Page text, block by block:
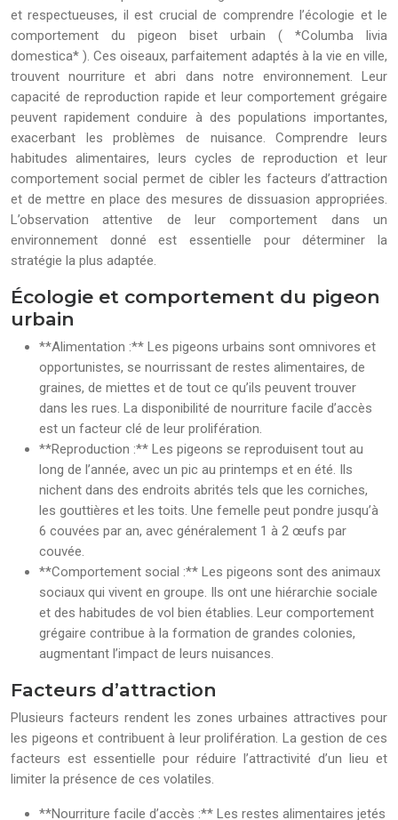
et respectueuses, il est crucial de comprendre l’écologie et le
comportement du pigeon biset urbain ( *Columba livia
domestica* ). Ces oiseaux, parfaitement adaptés à la vie en ville,
trouvent nourriture et abri dans notre environnement. Leur
capacité de reproduction rapide et leur comportement grégaire
peuvent rapidement conduire à des populations importantes,
exacerbant les problèmes de nuisance. Comprendre leurs
habitudes alimentaires, leurs cycles de reproduction et leur
comportement social permet de cibler les facteurs d’attraction
et de mettre en place des mesures de dissuasion appropriées.
L’observation attentive de leur comportement dans un
environnement donné est essentielle pour déterminer la
stratégie la plus adaptée.
Écologie et comportement du pigeon
urbain
**Alimentation :** Les pigeons urbains sont omnivores et
opportunistes, se nourrissant de restes alimentaires, de
graines, de miettes et de tout ce qu’ils peuvent trouver
dans les rues. La disponibilité de nourriture facile d’accès
est un facteur clé de leur prolifération.
**Reproduction :** Les pigeons se reproduisent tout au
long de l’année, avec un pic au printemps et en été. Ils
nichent dans des endroits abrités tels que les corniches,
les gouttières et les toits. Une femelle peut pondre jusqu’à
6 couvées par an, avec généralement 1 à 2 œufs par
couvée.
**Comportement social :** Les pigeons sont des animaux
sociaux qui vivent en groupe. Ils ont une hiérarchie sociale
et des habitudes de vol bien établies. Leur comportement
grégaire contribue à la formation de grandes colonies,
augmentant l’impact de leurs nuisances.
Facteurs d’attraction
Plusieurs facteurs rendent les zones urbaines attractives pour
les pigeons et contribuent à leur prolifération. La gestion de ces
facteurs est essentielle pour réduire l’attractivité d’un lieu et
limiter la présence de ces volatiles.
**Nourriture facile d’accès :** Les restes alimentaires jetés